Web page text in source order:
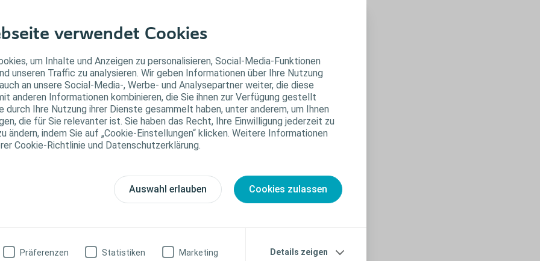
verwendet Cookies
um Inhalte und Anzeigen zu personalisieren, Social-Media-Funktionen
unseren Traffic zu analysieren. Wir geben Informationen über Ihre Nutzung
an unsere Social-Media-, Werbe- und Analysepartner weiter, die diese
anderen Informationen kombinieren, die Sie ihnen zur Verfügung gestellt
durch Ihre Nutzung ihrer Dienste gesammelt haben, unter anderem, um Ihnen
die für Sie relevanter ist. Sie haben das Recht, Ihre Einwilligung jederzeit zu
ändern, indem Sie auf „Cookie-Einstellungen“ klicken. Weitere Informationen
Cookie-Richtlinie und Datenschutzerklärung.
Auswahl erlauben Cookies zulassen
Präferenzen Statistiken Marketing Details zeigen
Ag
versus hydrophobic adsorption effect. Wound Medicine
20
J, Braunwarth H, Wilken P.Bewertung der Studienlage zum Risiko der
gegenüber Silberionen.Posterpräsentation Deutscher
2014
H, Burger C.
Silberionenfreisetzung eines neuartigen
Schaumverbandes. PosterpräsentationDeutscher Wundkongress
Wundauflagen mit Silberionenfreisetzung und DACC-Beschichtung.
Deutscher Wundkongress 2014
Schaumverbänden.
WundManagement, 1 (2010) S.12-13